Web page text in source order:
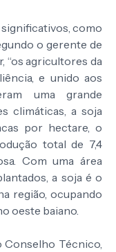
como
o gerente de
“os agricultores da
e unido aos
uma grande
climáticas, a soja
por hectare, o
total de 7,4
Com uma área
a soja é o
região, ocupando
oeste baiano.
Técnico,